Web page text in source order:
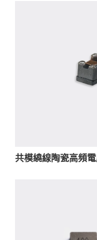
共模繞線陶瓷高頻